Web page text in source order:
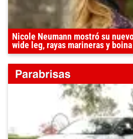
Nicole Neumann mostró su
wide leg, rayas marineras y boina